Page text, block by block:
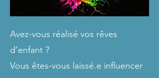
Avez-vous réalisé vos rêves
d’enfant ?
Vous êtes-vous laissé.e influencer